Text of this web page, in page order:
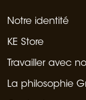
Notre identité
KE Store
Travailler avec
La philosophie